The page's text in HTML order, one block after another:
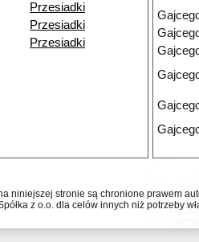
Przesiadki
Przesiadki
Przesiadki
niniejszej stronie są chronione prawem
z o.o. dla celów innych niż potrzeby